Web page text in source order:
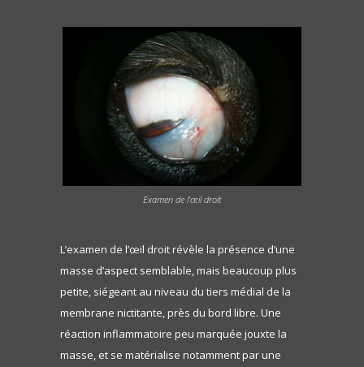
Examen de l’œil droit
L’examen de l’œil droit révèle la présence d’une
masse d’aspect semblable, mais beaucoup plus
petite, siégeant au niveau du tiers médial de la
membrane nictitante, près du bord libre. Une
réaction inflammatoire peu marquée jouxte la
masse, et se matérialise notamment par une